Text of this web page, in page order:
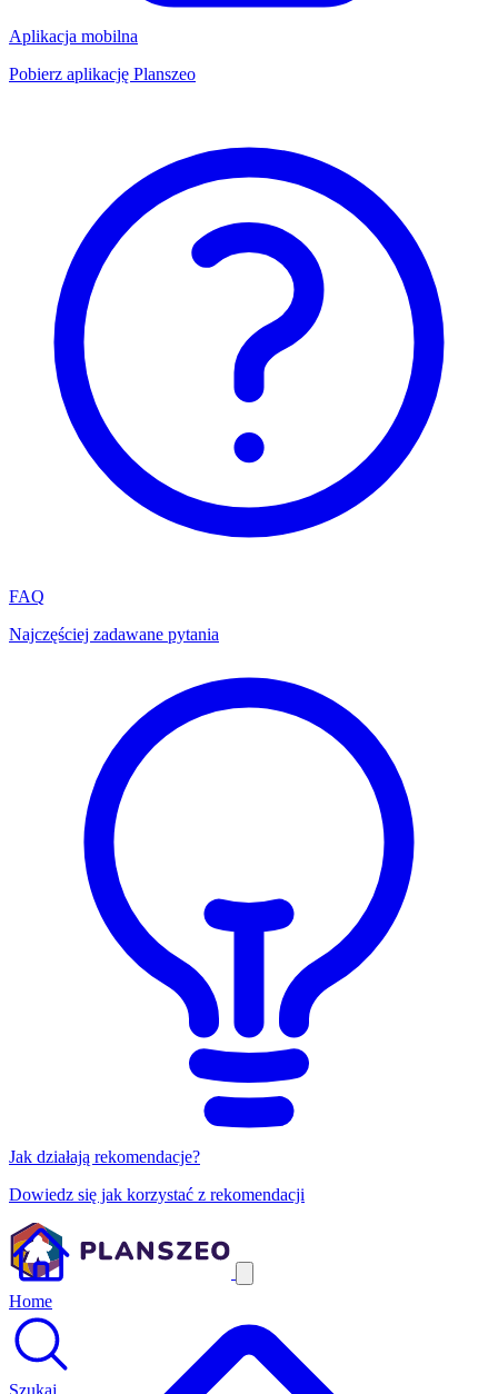
Aplikacja mobilna
Pobierz aplikację Planszeo
FAQ
Najczęściej zadawane pytania
Jak działają rekomendacje?
Dowiedz się jak korzystać z rekomendacji
Home
Szukaj